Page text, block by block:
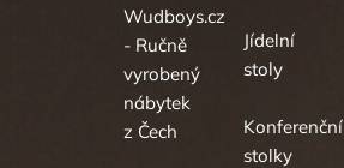
Wudboys.cz
- Ručně
vyrobený
nábytek
z Čech
Jídelní
stoly
Konferenční
stolky